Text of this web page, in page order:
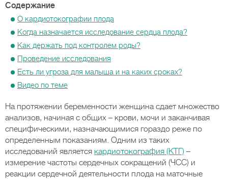
Содержание
О кардиотокографии плода
Когда назначается исследование сердца плода?
Как держать под контролем роды?
Проведение исследования
Есть ли угроза для малыша и на каких сроках?
Видео по теме
На протяжении беременности женщина сдает множество
анализов, начиная с общих – крови, мочи и заканчивая
специфическими, назначающимися гораздо реже по
определенным показаниям. Одним из таких
исследований является кардиотокография (КТГ) –
измерение частоты сердечных сокращений (ЧСС) и
реакции сердечной деятельности плода на маточные